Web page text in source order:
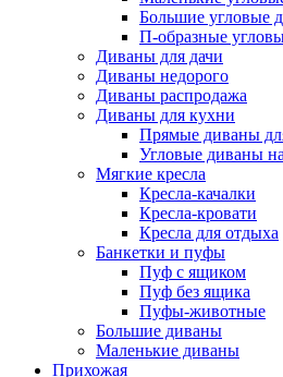
Большие угловые
П-образные
Диваны для дачи
Диваны недорого
Диваны распродажа
Диваны для кухни
Прямые диваны
Угловые диваны
Мягкие кресла
Кресла-качалки
Кресла-кровати
Кресла для отдыха
Банкетки и пуфы
Пуф с ящиком
Пуф без ящика
Пуфы-животные
Большие диваны
Маленькие диваны
Прихожая